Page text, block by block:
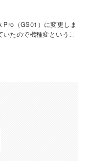
（GS01）に変更しま
たので機種変というこ